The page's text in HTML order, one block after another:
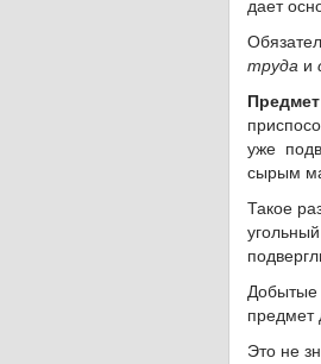
дает
труда и
уже
сырым
Такое
Добытые
предмет
Это не